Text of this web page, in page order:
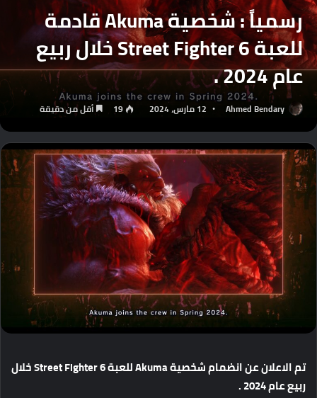
رسمياً : شخصية Akuma قادمة
للعبة Street Fighter 6 خلال ربيع
عام 2024 .
Ahmed Bendary 12 مارس، 2024 19 أقل من دقيقة
تمالاعلانعنانضمامشخصية للعبة
خلال
ربيععام